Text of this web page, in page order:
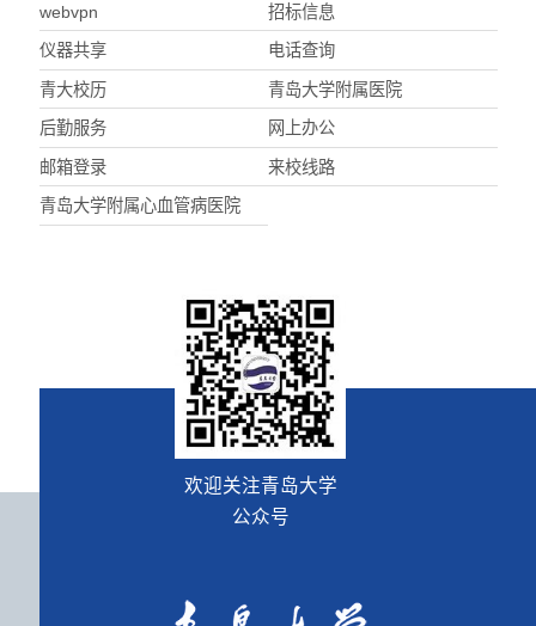
webvpn 招标信息
仪器共享 电话查询
青大校历 青岛大学附属医院
后勤服务 网上办公
邮箱登录 来校线路
青岛大学附属心血管病医院
欢迎关注青岛大学
公众号